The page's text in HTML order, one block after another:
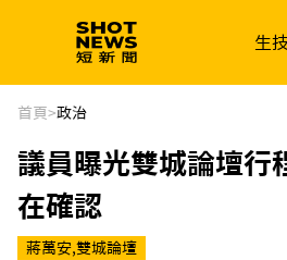
生技
生技 政治
新南向 體育
首頁>政治
議員曝光雙城論壇行
在確認
蔣萬安,雙城論壇